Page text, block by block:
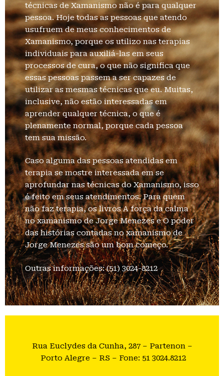
técnicas de Xamanismo não é para qualquer
pessoa. Hoje todas as pessoas que atendo
usufruem de meus conhecimentos de
Xamanismo, porque os utilizo nas terapias
individuais para auxiliá-las em seus
processos de cura, o que não significa que
essas pessoas passem a ser capazes de
utilizar as mesmas técnicas que eu. Muitas,
inclusive, não estão interessadas em
aprender qualquer técnica, o que é
plenamente normal, porque cada pessoa
tem sua missão.
Caso alguma das pessoas atendidas em
terapia se mostre interessada em se
aprofundar nas técnicas do Xamanismo, isso
é feito em seus atendimentos. Para quem
não faz terapia, os livros A força da calma
no xamanismo de Jorge Menezes e O poder
das histórias contadas no xamanismo de
Jorge Menezes são um bom começo.
Outras informações: (51) 3024-8212
Rua Euclydes da Cunha, 287 – Partenon –
Porto Alegre – RS – Fone: 51 3024.8212